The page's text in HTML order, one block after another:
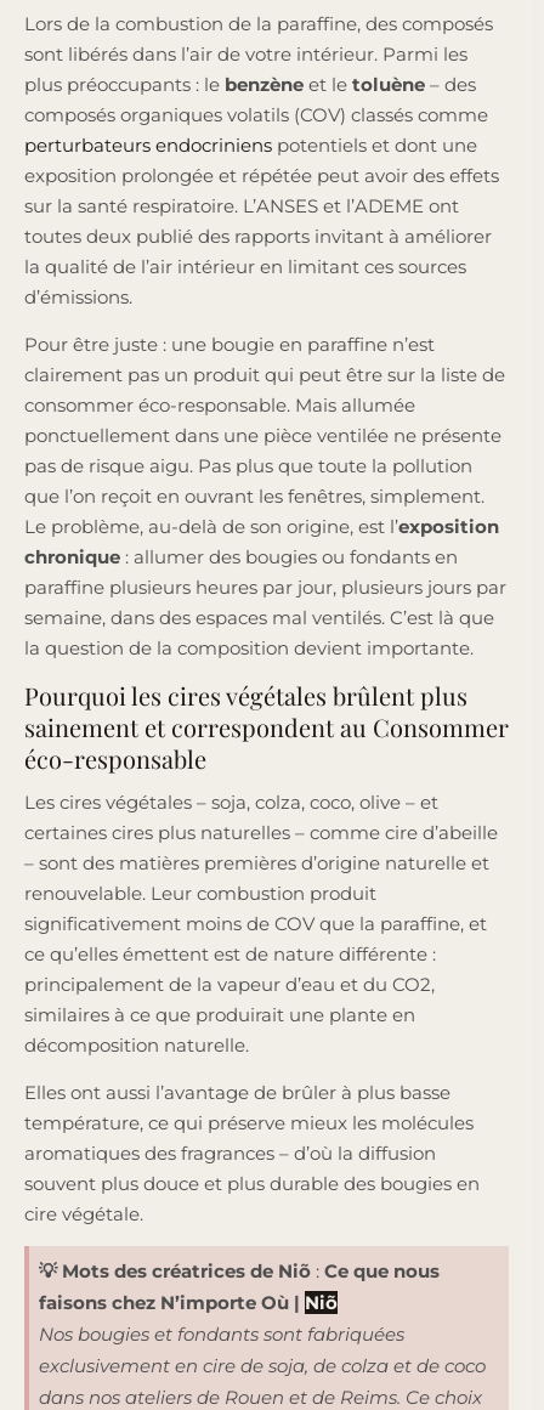
Lors de la combustion de la paraffine, des composés
sont libérés dans l’air de votre intérieur. Parmi les
plus préoccupants : le benzène et le toluène – des
composés organiques volatils (COV) classés comme
perturbateurs endocriniens potentiels et dont une
exposition prolongée et répétée peut avoir des effets
sur la santé respiratoire. L’ANSES et l’ADEME ont
toutes deux publié des rapports invitant à améliorer
la qualité de l’air intérieur en limitant ces sources
d’émissions.
Pour être juste : une bougie en paraffine n’est
clairement pas un produit qui peut être sur la liste de
consommer éco-responsable. Mais allumée
ponctuellement dans une pièce ventilée ne présente
pas de risque aigu. Pas plus que toute la pollution
que l’on reçoit en ouvrant les fenêtres, simplement.
Le problème, au-delà de son origine, est l’exposition
chronique : allumer des bougies ou fondants en
paraffine plusieurs heures par jour, plusieurs jours par
semaine, dans des espaces mal ventilés. C’est là que
la question de la composition devient importante.
Pourquoi les cires végétales brûlent plus
sainement et correspondent au Consommer
éco-responsable
Les cires végétales – soja, colza, coco, olive – et
certaines cires plus naturelles – comme cire d’abeille
– sont des matières premières d’origine naturelle et
renouvelable. Leur combustion produit
significativement moins de COV que la paraffine, et
ce qu’elles émettent est de nature différente :
principalement de la vapeur d’eau et du CO2,
similaires à ce que produirait une plante en
décomposition naturelle.
Elles ont aussi l’avantage de brûler à plus basse
température, ce qui préserve mieux les molécules
aromatiques des fragrances – d’où la diffusion
souvent plus douce et plus durable des bougies en
cire végétale.
💡 Mots des créatrices de Niõ:Ce que nous
faisons chez N’importe Où | Niõ
Nos bougies et fondants sont fabriquées
exclusivement en cire de soja, de colza et de coco
dans nos ateliers de Rouen et de Reims. Ce choix